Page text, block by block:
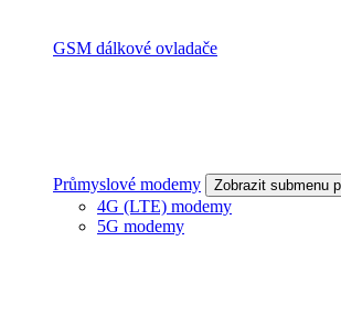
GSM dálkové ovladače
Průmyslové modemy Zobrazit submenu
4G (LTE) modemy
5G modemy